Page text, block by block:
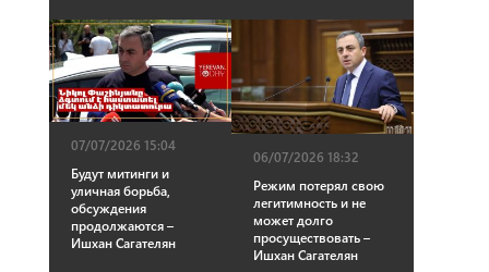
07/07/2026 15:04
Будут митинги и
уличная борьба,
обсуждения
продолжаются –
Ишхан Сагателян
06/07/2026 18:32
Режим потерял свою
легитимность и не
может долго
просуществовать –
Ишхан Сагателян